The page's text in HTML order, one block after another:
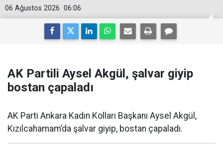
06:06
06 Ağustos 2026
AK Partili Aysel Akgül, şalvar giyip
bostan çapaladı
AK Parti Ankara Kadın Kolları Başkanı Aysel Akgül,
Kızılcahamam’da şalvar giyip, bostan çapaladı.